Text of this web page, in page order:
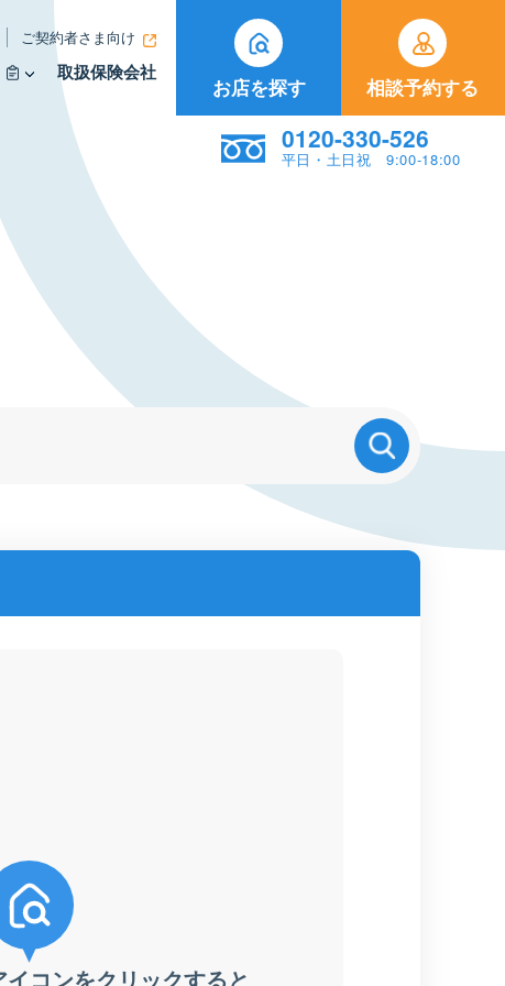
ご契約者さま向け
取扱保険会社
お店を探す 相談予約する
0120-330-526
平日・土日祝 9:00-18:00